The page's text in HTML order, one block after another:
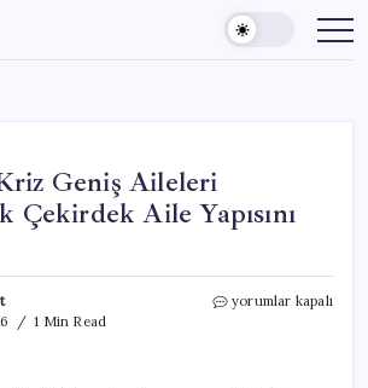
Geniş Aileleri
Çekirdek Aile Yapısını
1 Min Read
Ekonomik
yorumlar kapalı